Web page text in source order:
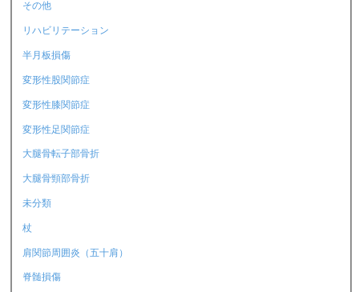
その他
リハビリテーション
半月板損傷
変形性股関節症
変形性膝関節症
変形性足関節症
大腿骨転子部骨折
大腿骨頸部骨折
未分類
杖
肩関節周囲炎（五十肩）
脊髄損傷